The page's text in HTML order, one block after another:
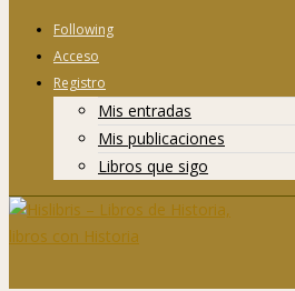
Following
Acceso
Registro
Mis entradas
Mis publicaciones
Libros que sigo